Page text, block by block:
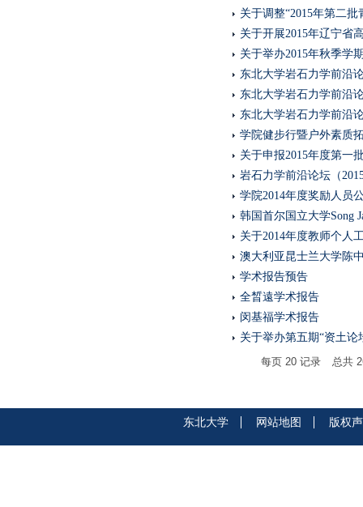
关于调整“2015年第二
关于开展2015年辽宁省
关于举办2015年秋季学
东北大学岩石力学前沿
东北大学岩石力学前沿
东北大学岩石力学前沿
学院健步行暨户外素质
关于申报2015年度第一
岩石力学前沿论坛（
学院2014年度奖励人员
韩国首尔国立大学Song
关于2014年度教师个人
澳大利亚昆士兰大学陈
学术报告预告
全晳遠学术报告
闵基福学术报告
关于举办第五期“资土论
每页 20 记录 总共
东北大学 网站地图 版权